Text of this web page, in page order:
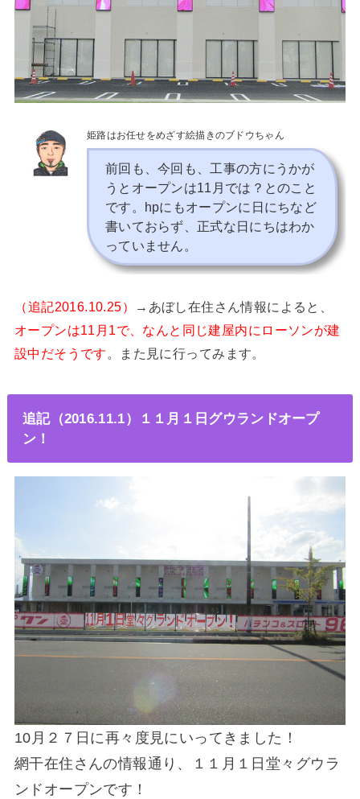
姫路はお任せをめざす絵描きのブドウちゃん
前回も、今回も、工事の方にうかが
うとオープンは11月では？とのこと
です。hpにもオープンに日にちなど
書いておらず、正式な日にちはわか
っていません。
（追記2016.10.25）
→あぼし在住さん情報によると、
オープンは11月1で、なんと同じ建屋内にローソンが建
設中だそうです 。また見に行ってみます。
追記（2016.11.1）１１月１日グウランドオープ
ン！
10月２７日に再々度見にいってきました！
網干在住さんの情報通り、１１月１日堂々グウラ
ンドオープンです！